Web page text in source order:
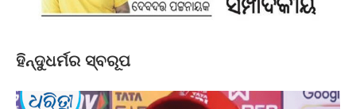
ହିନ୍ଦୁଧର୍ମର ସ୍ବରୂପ